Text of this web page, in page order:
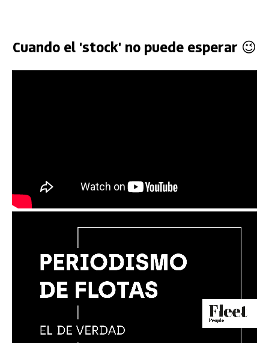
Cuando el 'stock' no puede esperar 😉